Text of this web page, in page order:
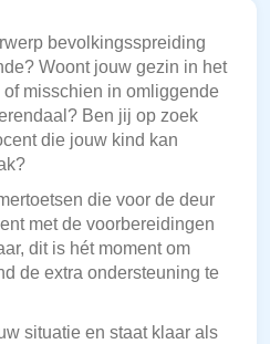
bevolkingsspreiding
Woont jouw gezin in het
misschien in omliggende
Ben jij op zoek
die jouw kind kan
die voor de deur
met de voorbereidingen
dit is hét moment om
de extra ondersteuning te
situatie en staat klaar als